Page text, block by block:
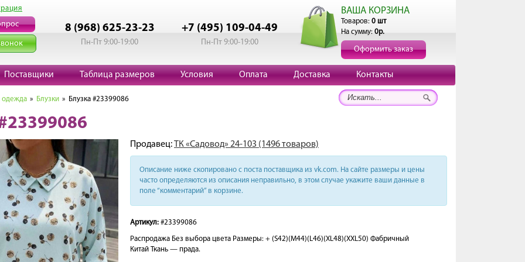
8 (968) 625-23-23
Пн-Пт 9:00-19:00
+7 (495) 109-04-49
Пн-Пт 9:00-19:00
ВАША КОРЗИНА
Товаров: 0 шт
На сумму: 0р.
Оформить заказ
Поставщики Таблица размеров Условия Оплата Доставка Контакты
одежда » Блузки » Блузка #23399086
Продавец:ТК «Садовод» 24-103 (1496 товаров)
Описание ниже скопировано с поста поставщика из vk.com. На сайте размеры и цены
часто определяются из описания неправильно, в этом случае укажите ваши данные в
поле “комментарий” в корзине.
Артикул: #23399086
Распродажа Без выбора цвета Размеры: + (S42)(M44)(L46)(XL48)(XXL50) Фабричный
Китай Ткань — прада.